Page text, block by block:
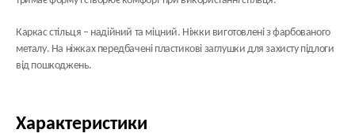
Каркас стільця – надійний та міцний. Ніжки виготовлені з фарбованого
металу. На ніжках передбачені пластикові заглушки для захисту підлоги
від пошкоджень.
Характеристики